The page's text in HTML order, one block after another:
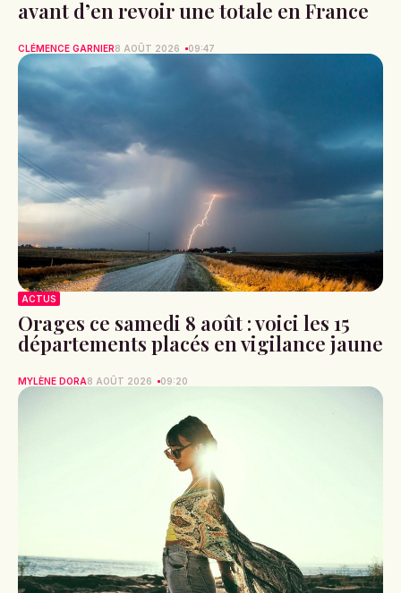
avant d’en revoir une totale en France
CLÉMENCE GARNIER8 AOÛT 2026 09:47
ACTUS
Orages ce samedi 8 août : voici les 15
départements placés en vigilance jaune
MYLÈNE DORA8 AOÛT 2026 09:20